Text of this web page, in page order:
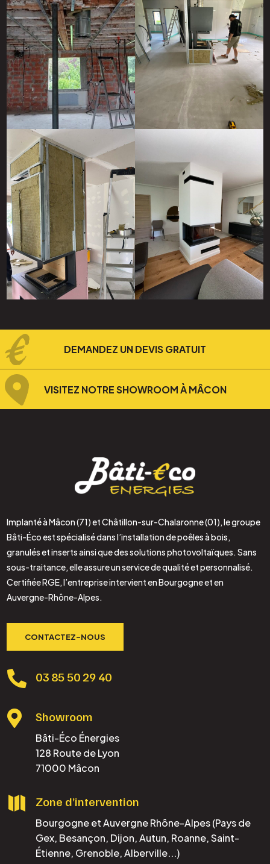
DEMANDEZ UN DEVIS GRATUIT
VISITEZ NOTRE SHOWROOM À MÂCON
Implanté à Mâcon (71) et Châtillon-sur-Chalaronne (01), le groupe
Bâti-Éco est spécialisé dans l’installation de poêles à bois,
granulés et inserts ainsi que des solutions photovoltaïques. Sans
sous-traitance, elle assure un service de qualité et personnalisé.
Certifiée RGE, l’entreprise intervient en Bourgogne et en
Auvergne-Rhône-Alpes.
CONTACTEZ-NOUS
 03 85 50 29 40
 Showroom
Bâti-Éco Énergies
128 Route de Lyon
71000 Mâcon
 Zone d’intervention
Bourgogne et Auvergne Rhône-Alpes (Pays de
Gex, Besançon, Dijon, Autun, Roanne, Saint-
Étienne, Grenoble, Alberville...)